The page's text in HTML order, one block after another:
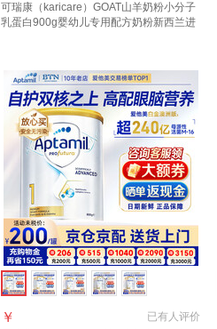
可瑞康（karicare）GOAT山羊奶粉小分子
乳蛋白900g婴幼儿专用配方奶粉新西兰进
已有人评价
￥